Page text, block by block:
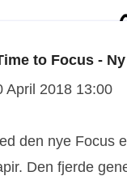
to Focus -
April 2018 13:00
den nye Focus
Den fjerde